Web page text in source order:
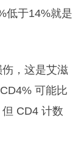
低于14%就是
，这是艾滋
可能比
CD4 计数